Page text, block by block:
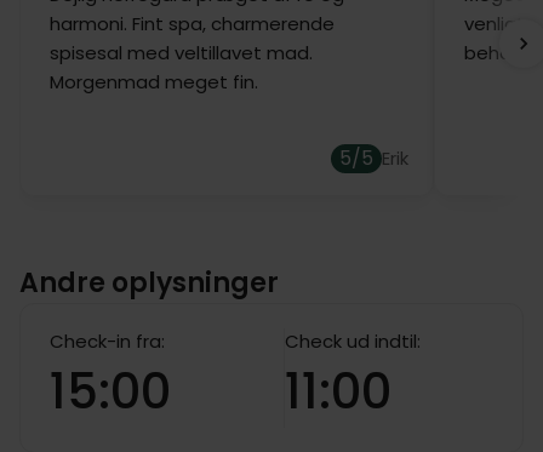
harmoni. Fint spa, charmerende
spisesal med veltillavet mad.
Morgenmad meget fin.
5/5 Erik
venligt
Andre oplysninger
Check-in fra:
15:00
Check ud indtil:
11:00